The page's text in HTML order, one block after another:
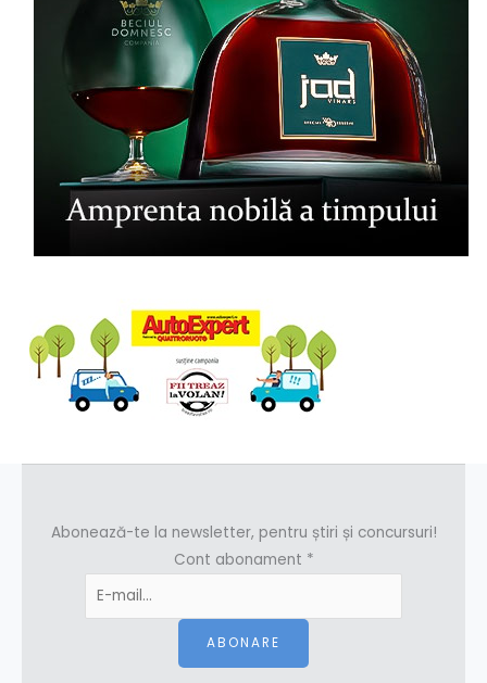
Abonează-te la newsletter, pentru știri și concursuri!
Cont abonament *
ABONARE